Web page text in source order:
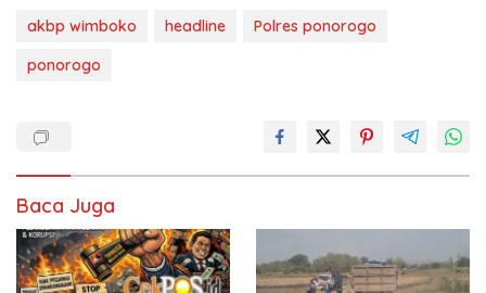
akbp wimboko headline
Polres ponorogo
ponorogo
Baca Juga